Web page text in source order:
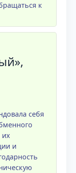
к
себя
и